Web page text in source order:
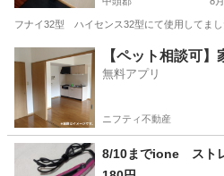
フナイ32型 ハイセンス32型にて使用してま
中頭郡 テレビ スタンド
【ペット相談可】
無料アプリ
ニフティ不動産
8/10までione スト